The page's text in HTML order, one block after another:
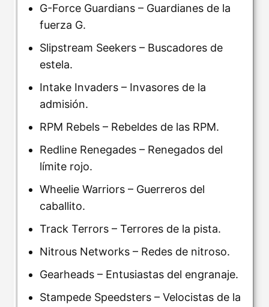
G-Force Guardians – Guardianes de la
fuerza G.
Slipstream Seekers – Buscadores de
estela.
Intake Invaders – Invasores de la
admisión.
RPM Rebels – Rebeldes de las RPM.
Redline Renegades – Renegados del
límite rojo.
Wheelie Warriors – Guerreros del
caballito.
Track Terrors – Terrores de la pista.
Nitrous Networks – Redes de nitroso.
Gearheads – Entusiastas del engranaje.
Stampede Speedsters – Velocistas de la